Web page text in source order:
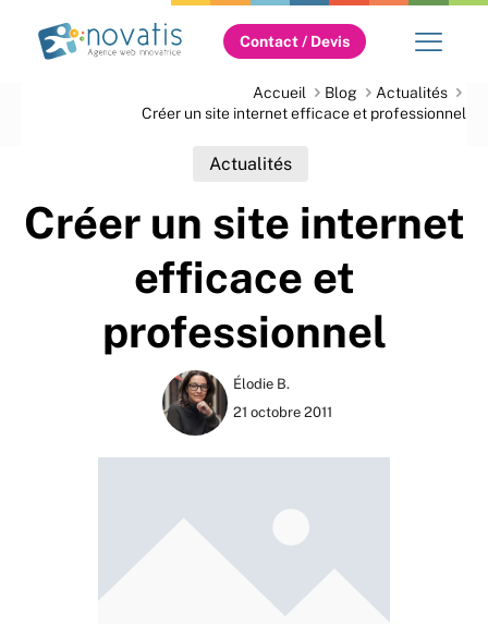
Contact / Devis
Accueil Blog
Actualités
Créer un site internet efficace et professionnel
Actualités
Créer un site internet
efficace et
professionnel
Élodie B.
21 octobre 2011